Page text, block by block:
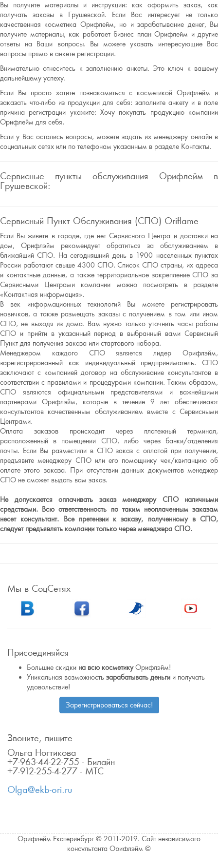
Вы получите материалы и инструкции: как оформить заказ, как
получать заказы в Грушевской. Если Вас интересует не только
качественная косметика Орифлейм, но и зарабатывание денег, Вы
получите материалы, как работает бизнес план Орифлейм и другие
ответы на Ваши вопросы. Вы можете указать интересующие Вас
вопросы прямо в анкете регистрации.
Внимательно отнеситесь к заполнению анкеты. Это ключ к вашему
дальнейшему успеху.
Если Вы просто хотите познакомиться с косметикой Орифлейм и
заказать что-либо из продукции для себя: заполните анкету и в поле
причина регистрации укажите: Хочу покупать продукцию компании
Орифлейм для себя.
Если у Вас остались вопросы, можете задать их менеджеру онлайн в
социальных сетях или по телефонам указанным в разделе Контакты.
Сервисные пункты обслуживания Орифлейм в
Грушевской:
Сервисный Пункт Обслуживания (СПО) Oriflame
Если Вы живете в городе, где нет Сервисного Центра и доставки на
дом, Орифлэйм рекомендует обратиться за обслуживанием в
ближайший СПО. На сегодняшний день в 1900 населенных пунктах
России работают свыше 4300 СПО. Список СПО страны, их адреса
и контактные данные, а также территориальное закрепление СПО за
Сервисными Центрами компании можно посмотреть в разделе
«Контактная информация».
В век информационных технологий Вы можете регистрировать
новичков, а также размещать заказы с получением в том или ином
СПО, не выходя из дома. Вам нужно только уточнить часы работы
СПО и прийти в указанный период в выбранный вами Сервисный
Пункт для получения заказа или стартового набора.
Менеджером каждого СПО является лидер Орифлэйм,
зарегистрированный как индивидуальный предприниматель. СПО
заключают с компанией договор на обслуживание консультантов в
соответствии с правилами и процедурами компании. Таким образом,
СПО являются официальными представителями и важнейшими
партнерами Орифлэйм, которые в течение 9 лет обеспечивают
консультантов качественным обслуживанием вместе с Сервисными
Центрами.
Оплата заказов происходит через платежный терминал,
расположенный в помещении СПО, либо через банки/отделения
почты. Если Вы разместили в СПО заказ с оплатой при получении,
предъявите менеджеру СПО или его помощнику чек/квитанцию об
оплате этого заказа. При отсутствии данных документов менеджер
СПО не сможет выдать вам заказ.
Не допускается оплачивать заказ менеджеру СПО наличными
средствами. Всю ответственность по таким неоплаченным заказам
несет консультант. Все претензии к заказу, полученному в СПО,
следует предъявлять компании только через менеджера СПО.
Мы в СоцСетях
Присоединяйся
Большие скидки на всю косметикуОрифлэйм!
Уникальная возможность зарабатывать деньги и получать
удовольствие!
Зарегистрироваться сейчас!
Звоните, пишите
Ольга Ногтикова
+7-963-44-22-755 - Билайн
+7-912-255-4-277 - МТС
Olga@ekb-ori.ru
Орифлейм Екатеринбург © 2011-2019. Сайт независимого
консультанта Орифлэйм ©